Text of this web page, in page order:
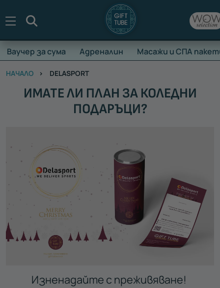
Ваучер за сума Адреналин Масажи и СПА
НАЧАЛО DELASPORT
ИМАТЕ ЛИ ПЛАН ЗА КОЛЕДНИ
ПОДАРЪЦИ?
Изненадайте с преживяване!